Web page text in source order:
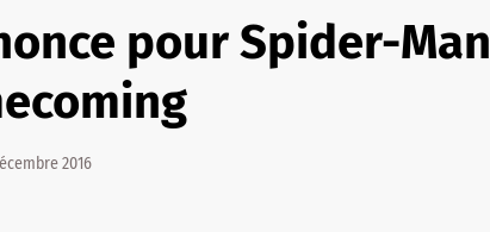
pour Spider-Man
2016